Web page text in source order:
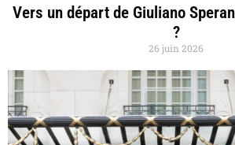
Vers un départ de Giuliano
?
26 juin 2026